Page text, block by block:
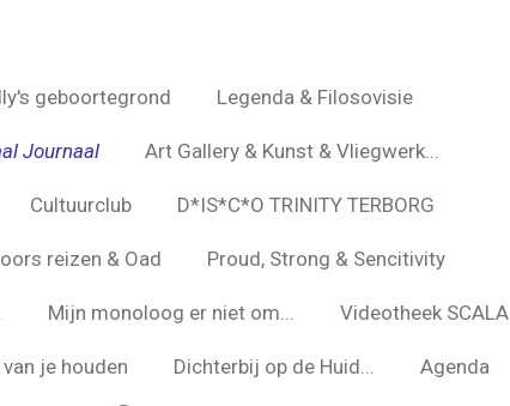
geboortegrond Legenda & Filosovisie
Journaal Art Gallery & Kunst & Vliegwerk...
Cultuurclub D*IS*C*O TRINITY TERBORG
reizen & Oad Proud, Strong & Sencitivity
Mijn monoloog er niet om... Videotheek SCALA
je houden Dichterbij op de Huid... Agenda